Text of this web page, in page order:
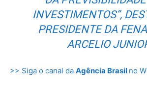
INVESTIMENTOS”,
PRESIDENTE DA
ARCELIO
>> Siga o canal da Agência Brasil no